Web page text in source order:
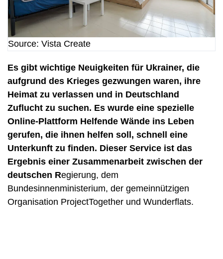
Source: Vista Create
Es gibt wichtige Neuigkeiten für Ukrainer, die
aufgrund des Krieges gezwungen waren, ihre
Heimat zu verlassen und in Deutschland
Zuflucht zu suchen. Es wurde eine spezielle
Online-Plattform Helfende Wände ins Leben
gerufen, die ihnen helfen soll, schnell eine
Unterkunft zu finden. Dieser Service ist das
Ergebnis einer Zusammenarbeit zwischen der
deutschen Regierung, dem
Bundesinnenministerium, der gemeinnützigen
Organisation ProjectTogether und Wunderflats.